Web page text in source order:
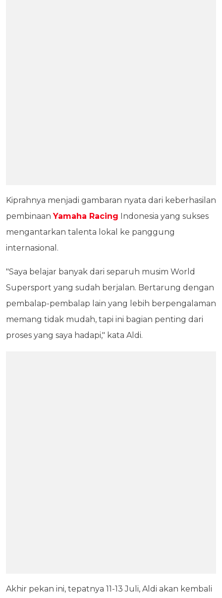
Kiprahnya menjadi gambaran nyata dari keberhasilan
pembinaanYamaha Racing Indonesia yang sukses
mengantarkan talenta lokal ke panggung
internasional.
"Saya belajar banyak dari separuh musim World
Supersport yang sudah berjalan. Bertarung dengan
pembalap-pembalap lain yang lebih berpengalaman
memang tidak mudah, tapi ini bagian penting dari
proses yang saya hadapi," kata Aldi.
Akhir pekan ini, tepatnya 11-13 Juli, Aldi akan kembali